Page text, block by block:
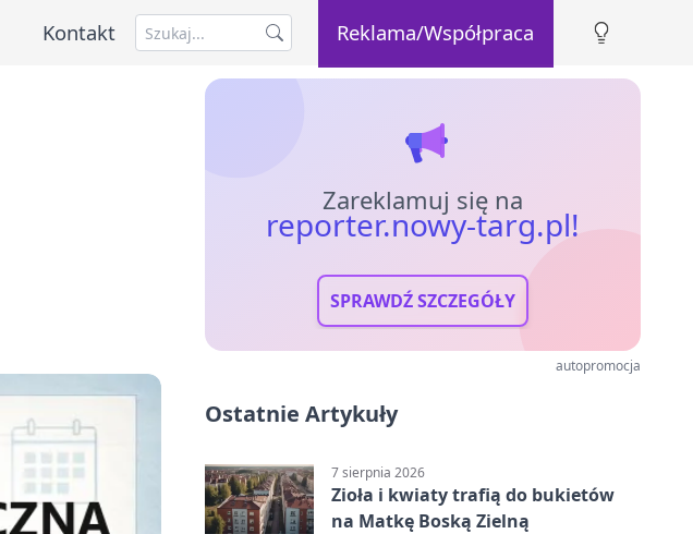
Kontakt Reklama/Współpraca
Zareklamuj się na
reporter.nowy-targ.pl!
SPRAWDŹ SZCZEGÓŁY
autopromocja
Ostatnie Artykuły
7 sierpnia 2026
Zioła i kwiaty trafią do bukietów
na Matkę Boską Zielną